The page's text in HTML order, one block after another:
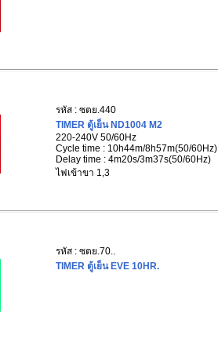
รหัส : ซตย.440
TIMER ตู้เย็น ND1004 M2
220-240V 50/60Hz
Cycle time : 10h44m/8h57m(50/60Hz)
Delay time : 4m20s/3m37s(50/60Hz)
ไฟเข้าขา 1,3
รหัส : ซตย.70..
TIMER ตู้เย็น EVE 10HR.